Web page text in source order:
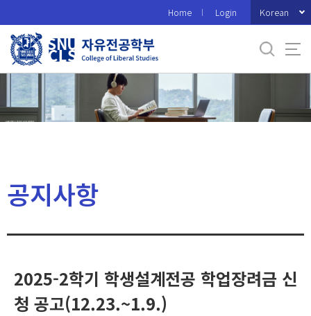
로
메
Home Login Korean
공지사항
2025-2학기 학생설계전공 학업장려금 신
청 공고(12.23.~1.9.)